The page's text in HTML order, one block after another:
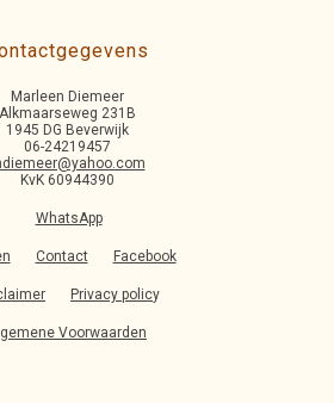
Marleen Diemeer
Alkmaarseweg 231B
1945 DG Beverwijk
06-24219457
KvK 60944390
WhatsApp
Contact Facebook
Privacy policy
Voorwaarden